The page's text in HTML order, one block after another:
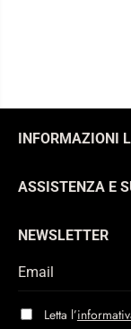
INFORMAZIONI
ASSISTENZA E
NEWSLETTER
Letta l’